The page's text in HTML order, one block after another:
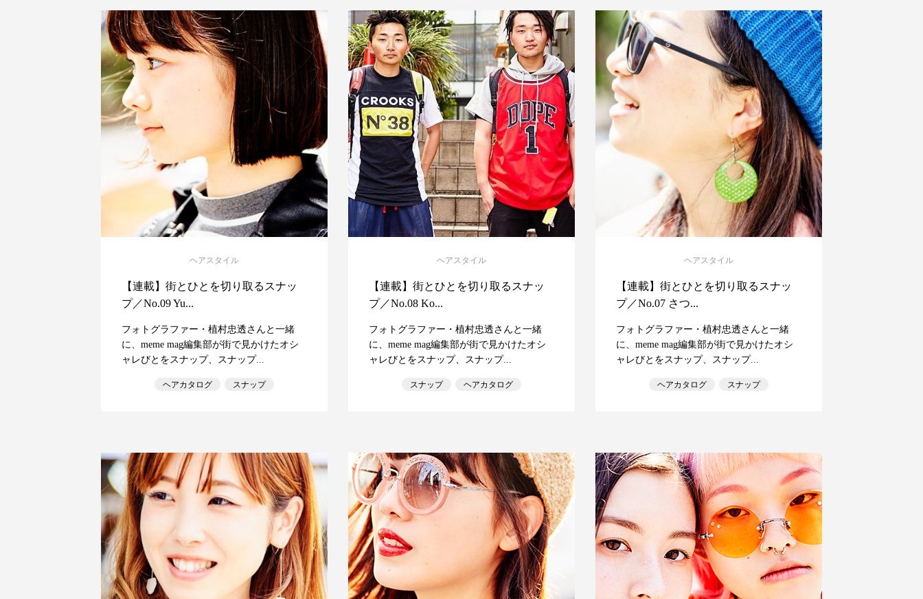
ヘアスタイル
【連載】街とひとを切り取るスナッ
プ／No.09 Yu...
フォトグラファー・植村忠透さんと一緒
に、meme mag編集部が街で見かけたオシ
ャレびとをスナップ、スナップ...
ヘアカタログ スナップ
ヘアスタイル
【連載】街とひとを切り取るスナッ
プ／No.08 Ko...
フォトグラファー・植村忠透さんと一緒
に、meme mag編集部が街で見かけたオシ
ャレびとをスナップ、スナップ...
スナップ ヘアカタログ
ヘアスタイル
【連載】街とひとを切り取るスナッ
プ／No.07 さつ...
フォトグラファー・植村忠透さんと一緒
に、meme mag編集部が街で見かけたオシ
ャレびとをスナップ、スナップ...
ヘアカタログ スナップ